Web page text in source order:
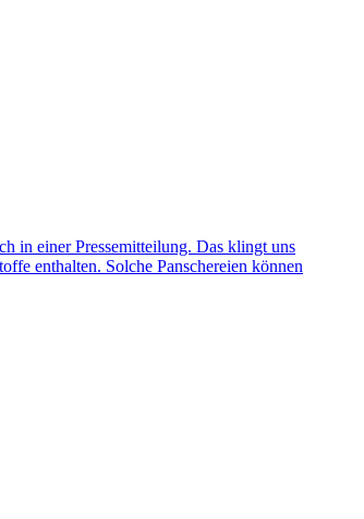
in einer Pressemitteilung. Das klingt uns
enthalten. Solche Panschereien können